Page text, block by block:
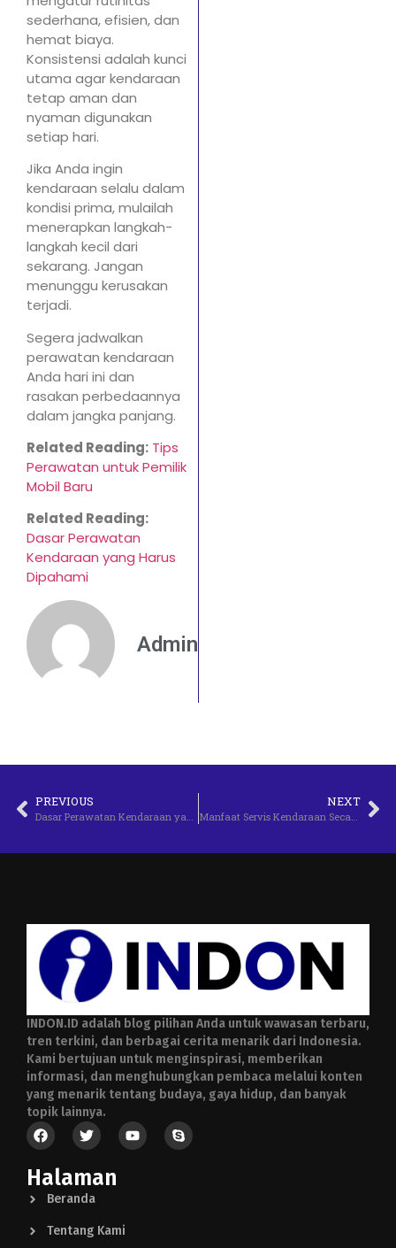
sederhana, efisien, dan
hemat biaya.
Konsistensi adalah kunci
utama agar kendaraan
tetap aman dan
nyaman digunakan
setiap hari.
Jika Anda ingin
kendaraan selalu dalam
kondisi prima, mulailah
menerapkan langkah-
langkah kecil dari
sekarang. Jangan
menunggu kerusakan
terjadi.
Segera jadwalkan
perawatan kendaraan
Anda hari ini dan
rasakan perbedaannya
dalam jangka panjang.
Related Reading: Tips
Perawatan untuk Pemilik
Mobil Baru
Related Reading:
Dasar Perawatan
Kendaraan yang Harus
Dipahami
Admin
PREVIOUS
Dasar Perawatan Kendaraan yang Harus Dipahami
NEXT
Manfaat Servis Kendaraan Secara Berkala
INDON.ID adalah blog pilihan Anda untuk wawasan terbaru,
tren terkini, dan berbagai cerita menarik dari Indonesia.
Kami bertujuan untuk menginspirasi, memberikan
informasi, dan menghubungkan pembaca melalui konten
yang menarik tentang budaya, gaya hidup, dan banyak
topik lainnya.
Halaman
Beranda
Tentang Kami